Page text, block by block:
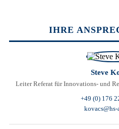
Area
IHRE
Steve
Leiter Referat für Innovations- und
+49 (0) 176